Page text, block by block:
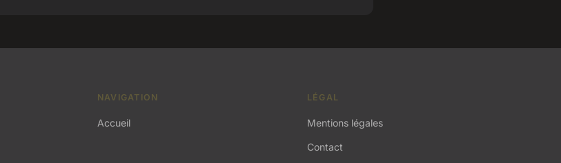
NAVIGATION
Accueil
LÉGAL
Mentions légales
Contact